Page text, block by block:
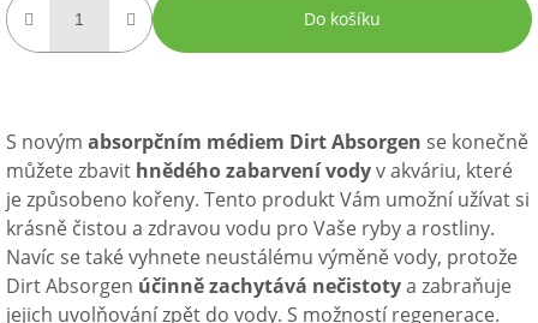
Do košíku
S novým absorpčním médiem Dirt Absorgen se konečně
můžete zbavit hnědého zabarvení vodyv akváriu, které
je způsobeno kořeny. Tento produkt Vám umožní užívat si
krásně čistou a zdravou vodu pro Vaše ryby a rostliny.
Navíc se také vyhnete neustálému výměně vody, protože
Dirt Absorgen účinně zachytává nečistotya zabraňuje
jejich uvolňování zpět do vody. S možností regenerace.